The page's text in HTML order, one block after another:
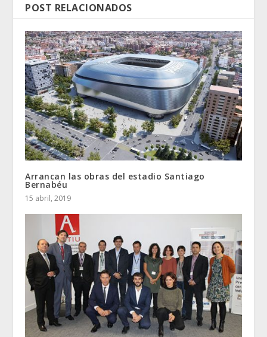
POST RELACIONADOS
Arrancan las obras del estadio Santiago
Bernabéu
15 abril, 2019